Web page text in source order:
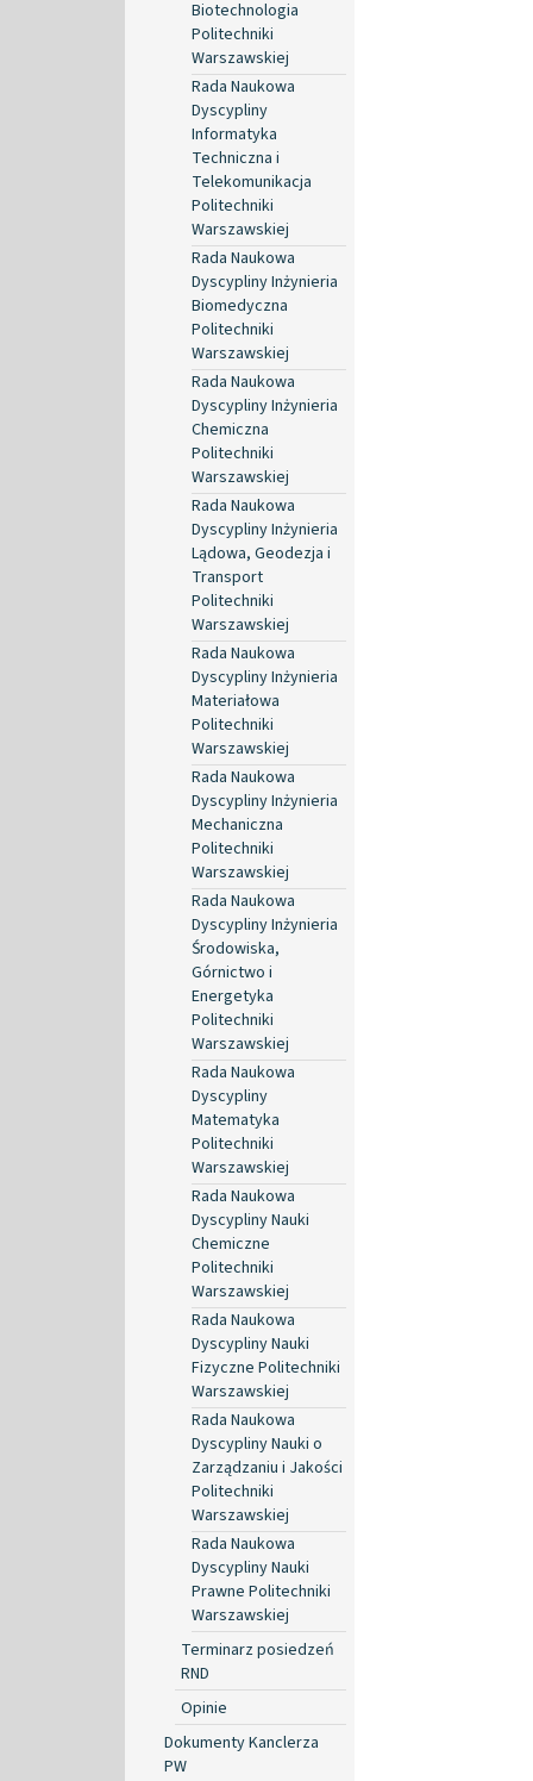
Biotechnologia
Politechniki
Warszawskiej
Rada Naukowa
Dyscypliny
Informatyka
Techniczna i
Telekomunikacja
Politechniki
Warszawskiej
Rada Naukowa
Dyscypliny Inżynieria
Biomedyczna
Politechniki
Warszawskiej
Rada Naukowa
Dyscypliny Inżynieria
Chemiczna
Politechniki
Warszawskiej
Rada Naukowa
Dyscypliny Inżynieria
Lądowa, Geodezja i
Transport
Politechniki
Warszawskiej
Rada Naukowa
Dyscypliny Inżynieria
Materiałowa
Politechniki
Warszawskiej
Rada Naukowa
Dyscypliny Inżynieria
Mechaniczna
Politechniki
Warszawskiej
Rada Naukowa
Dyscypliny Inżynieria
Środowiska,
Górnictwo i
Energetyka
Politechniki
Warszawskiej
Rada Naukowa
Dyscypliny
Matematyka
Politechniki
Warszawskiej
Rada Naukowa
Dyscypliny Nauki
Chemiczne
Politechniki
Warszawskiej
Rada Naukowa
Dyscypliny Nauki
Fizyczne Politechniki
Warszawskiej
Rada Naukowa
Dyscypliny Nauki o
Zarządzaniu i Jakości
Politechniki
Warszawskiej
Rada Naukowa
Dyscypliny Nauki
Prawne Politechniki
Warszawskiej
Terminarz posiedzeń
RND
Opinie
Dokumenty Kanclerza
PW